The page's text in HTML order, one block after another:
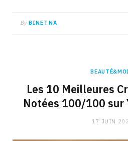
By BINETNA
Les 10 Meilleures
Notées 100/100 sur
17 JUIN